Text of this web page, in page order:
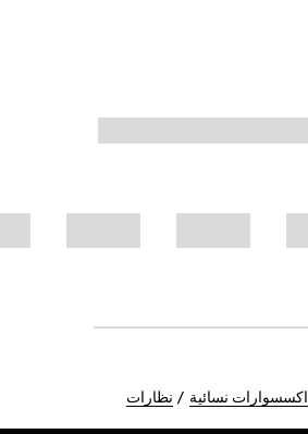
اكسسوارات نسائية نظارات